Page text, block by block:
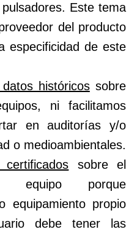
Este tema
del producto
especificidad de este
históricossobre
ni facilitamos
en auditorías y/o
o medioambientales.
certificados sobre el
equipo porque
equipamiento propio
debe tener las